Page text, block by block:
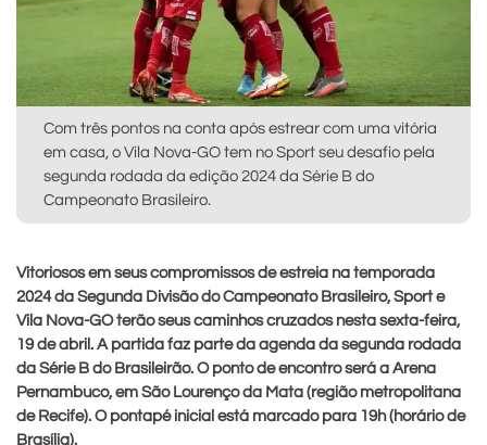
Com três pontos na conta após estrear com uma vitória
em casa, o Vila Nova-GO tem no Sport seu desafio pela
segunda rodada da edição 2024 da Série B do
Campeonato Brasileiro.
Vitoriosos em seus compromissos de estreia na temporada
2024 da Segunda Divisão do Campeonato Brasileiro, Sport e
Vila Nova-GO terão seus caminhos cruzados nesta sexta-feira,
19 de abril. A partida faz parte da agenda da segunda rodada
da Série B do Brasileirão. O ponto de encontro será a Arena
Pernambuco, em São Lourenço da Mata (região metropolitana
de Recife). O pontapé inicial está marcado para 19h (horário de
Brasília).